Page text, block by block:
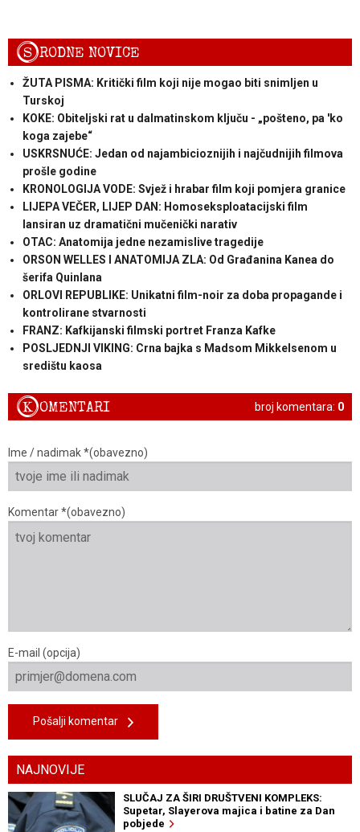
SRODNE NOVICE
ŽUTA PISMA: Kritički film koji nije mogao biti snimljen u
Turskoj
KOKE: Obiteljski rat u dalmatinskom ključu - „pošteno, pa 'ko
koga zajebe“
USKRSNUĆE: Jedan od najambicioznijih i najčudnijih filmova
prošle godine
KRONOLOGIJA VODE: Svjež i hrabar film koji pomjera granice
LIJEPA VEČER, LIJEP DAN: Homoseksploatacijski film
lansiran uz dramatični mučenički narativ
OTAC: Anatomija jedne nezamislive tragedije
ORSON WELLES I ANATOMIJA ZLA: Od Građanina Kanea do
šerifa Quinlana
ORLOVI REPUBLIKE: Unikatni film-noir za doba propagande i
kontrolirane stvarnosti
FRANZ: Kafkijanski filmski portret Franza Kafke
POSLJEDNJI VIKING: Crna bajka s Madsom Mikkelsenom u
središtu kaosa
broj komentara: 0
KOMENTARI
Ime / nadimak *(obavezno)
Komentar *(obavezno)
E-mail (opcija)
Pošalji komentar
NAJNOVIJE
SLUČAJ ZA ŠIRI DRUŠTVENI KOMPLEKS:
Supetar, Slayerova majica i batine za Dan
pobjede